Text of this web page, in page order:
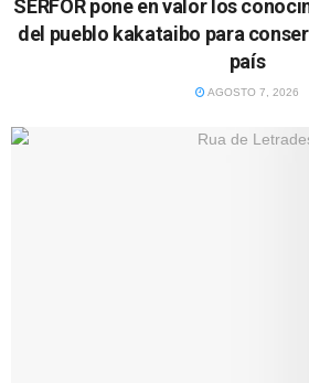
SERFOR pone en valor los
del pueblo kakataibo para
país
AGOSTO 7, 2026